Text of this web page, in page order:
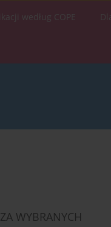
według COPE
WYBRANYCH